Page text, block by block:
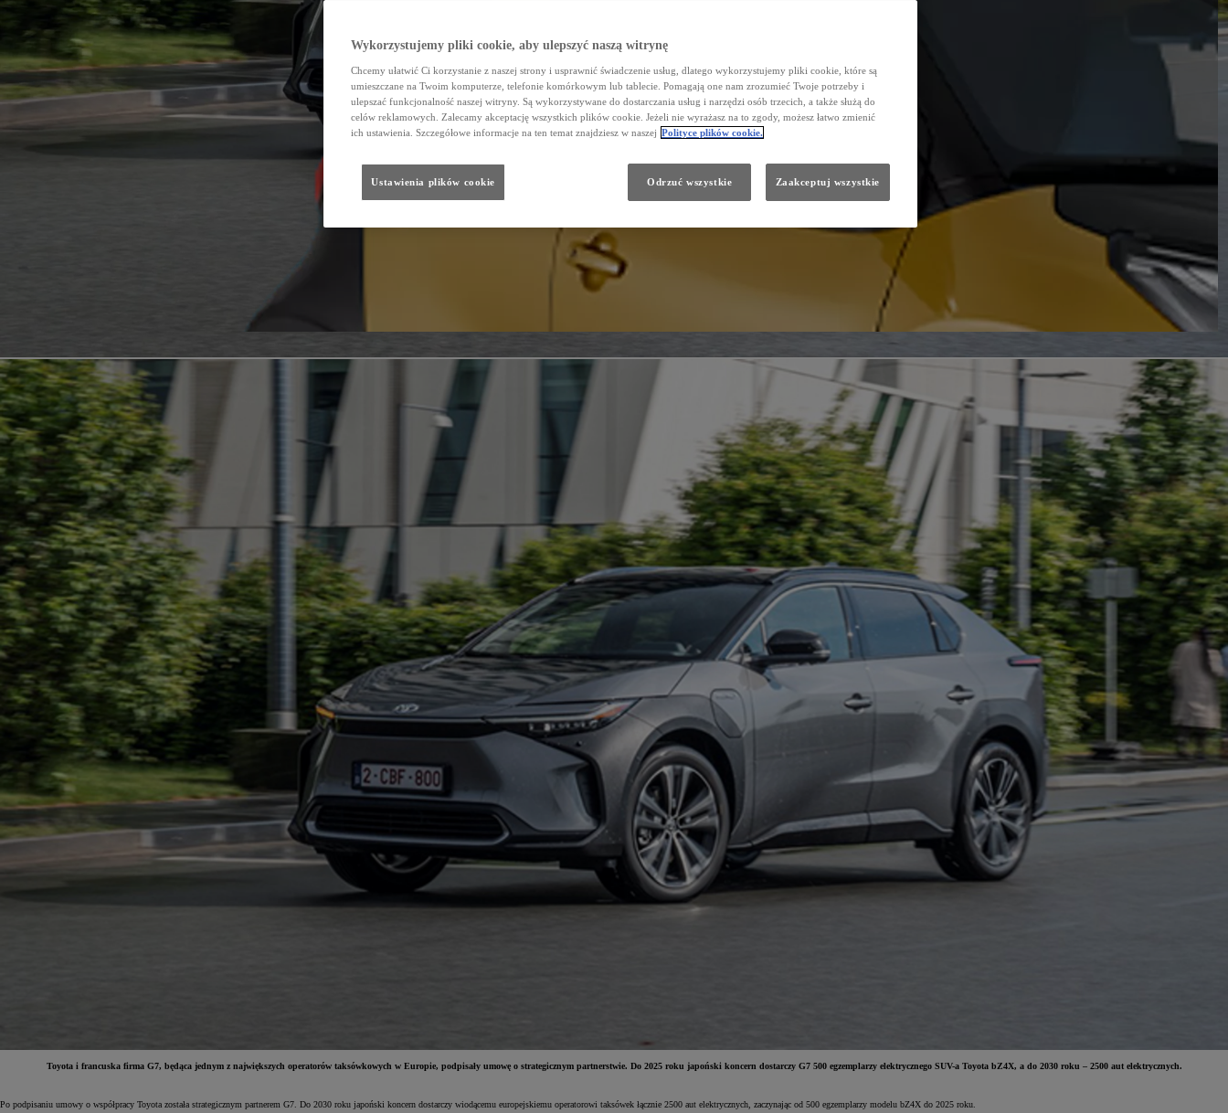
Od 81 900 zł
Toyota i francuska firma G7, będąca jednym z największych operatorów taksówkowych w Europie, podpisały umowę o strategicznym partnerstwie. Do 2025 roku japoński koncern dostarczy G7 500 egzemplarzy elektrycznego SUV-a Toyota bZ4X, a do 2030 roku – 2500 aut elektrycznych.
Po podpisaniu umowy o współpracy Toyota została strategicznym partnerem G7. Do 2030 roku japoński koncern dostarczy wiodącemu europejskiemu operatorowi taksówek łącznie 2500 aut elektrycznych, zaczynając od 500 egzemplarzy modelu bZ4X do 2025 roku.
Wykorzystujemy pliki cookie, aby ulepszyć naszą witrynę
Chcemy ułatwić Ci korzystanie z naszej strony i usprawnić świadczenie usług, dlatego wykorzystujemy pliki cookie, które są
umieszczane na Twoim komputerze, telefonie komórkowym lub tablecie. Pomagają one nam zrozumieć Twoje potrzeby i
ulepszać funkcjonalność naszej witryny. Są wykorzystywane do dostarczania usług i narzędzi osób trzecich, a także służą do
celów reklamowych. Zalecamy akceptację wszystkich plików cookie. Jeżeli nie wyrażasz na to zgody, możesz łatwo zmienić
ich ustawienia. Szczegółowe informacje na ten temat znajdziesz w naszej Polityce plików cookie.
Ustawienia plików cookie Odrzuć wszystkie Zaakceptuj wszystkie